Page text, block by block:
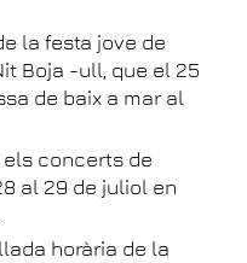
la festa jove de
Boja -ull, que el 25
de baix a mar al
els concerts de
al 29 de juliol en
horària de la